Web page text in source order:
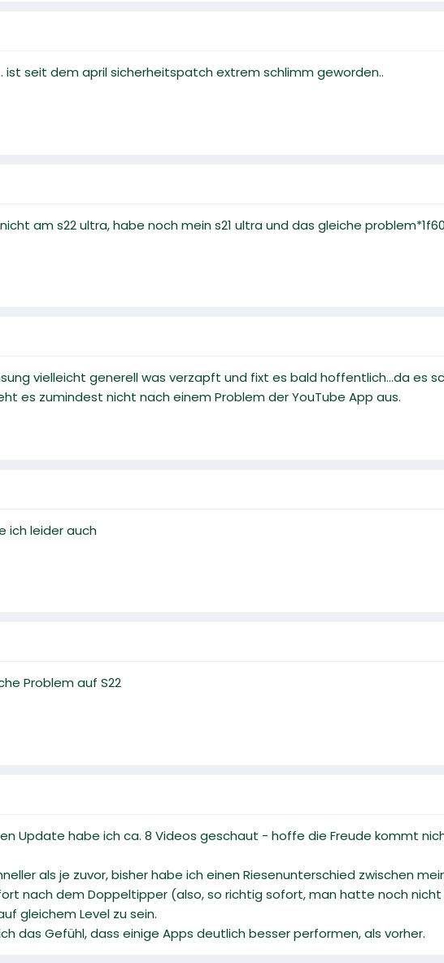
ist seit dem april sicherheitspatch extrem schlimm geworden..
am s22 ultra, habe noch mein s21 ultra und das gleiche
vielleicht generell was verzapft und fixt es bald hoffentlich...da es
es zumindest nicht nach einem Problem der YouTube App aus.
ich leider auch
Problem auf S22
Update habe ich ca. 8 Videos geschaut - hoffe die Freude kommt
als je zuvor, bisher habe ich einen Riesenunterschied zwischen
nach dem Doppeltipper (also, so richtig sofort, man hatte noch nicht
gleichem Level zu sein.
das Gefühl, dass einige Apps deutlich besser performen, als vorher.